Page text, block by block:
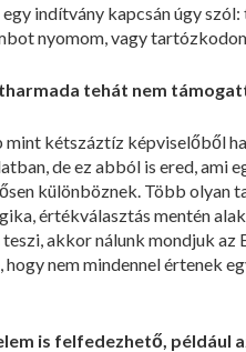
indítvány kapcsán úgy
nyomom, vagy
tehát nem
kétszáztíz képviselőből
de ez abból is ered,
különböznek. Több olyan
értékválasztás mentén
akkor nálunk mondjuk
hogy nem mindennel értenek
is felfedezhető, például